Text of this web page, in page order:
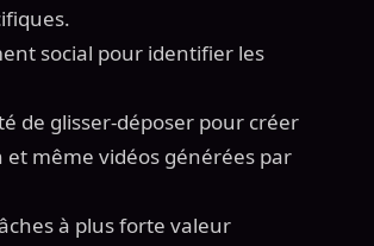
social pour identifier les
de glisser-déposer pour créer
même vidéos générées par
à plus forte valeur